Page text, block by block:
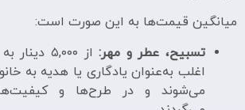
میانگین قیمت‌ها به این صورت است:
تسبیح، عطر و مهر:
از ۵,۰۰۰
اغلب به‌عنوان یادگاری یا هدیه به
می‌شوند و در طرح‌ها و